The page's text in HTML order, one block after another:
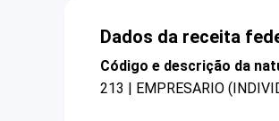
Dados da receita
Código e descrição da
213 | EMPRESARIO